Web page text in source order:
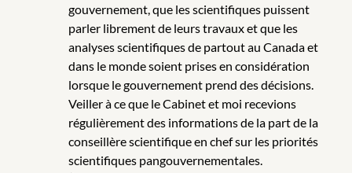
gouvernement, que les scientifiques puissent
parler librement de leurs travaux et que les
analyses scientifiques de partout au Canada et
dans le monde soient prises en considération
lorsque le gouvernement prend des décisions.
Veiller à ce que le Cabinet et moi recevions
régulièrement des informations de la part de la
conseillère scientifique en chef sur les priorités
scientifiques pangouvernementales.